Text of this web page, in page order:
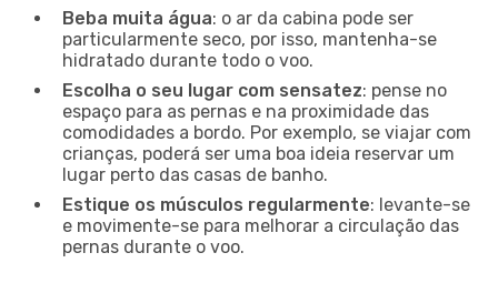
Beba muita água: o ar da cabina pode ser
particularmente seco, por isso, mantenha-se
hidratado durante todo o voo.
Escolha o seu lugar com sensatez: pense no
espaço para as pernas e na proximidade das
comodidades a bordo. Por exemplo, se viajar com
crianças, poderá ser uma boa ideia reservar um
lugar perto das casas de banho.
Estique os músculos regularmente: levante-se
e movimente-se para melhorar a circulação das
pernas durante o voo.